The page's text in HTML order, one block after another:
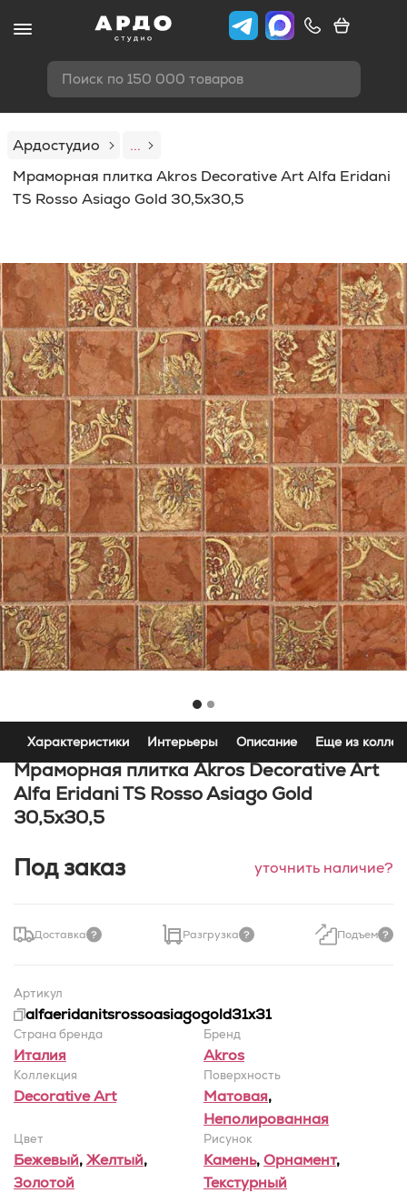
Поиск по 150 000 товаров
Ардостудио
...
Мраморная плитка Akros Decorative Art Alfa Eridani
TS Rosso Asiago Gold 30,5x30,5
Характеристики Интерьеры Описание Еще из
Мраморная плитка Akros Decorative Art
Alfa Eridani TS Rosso Asiago Gold
30,5x30,5
Под заказ уточнить наличие?
Доставка Разгрузка Подъем
Артикул
alfaeridanitsrossoasiagogold31x31
Страна бренда
Италия
Бренд
Akros
Коллекция
Decorative Art
Поверхность
Матовая,
Неполированная
Цвет
Бежевый,Желтый,
Золотой
Рисунок
Камень,Орнамент,
Текстурный